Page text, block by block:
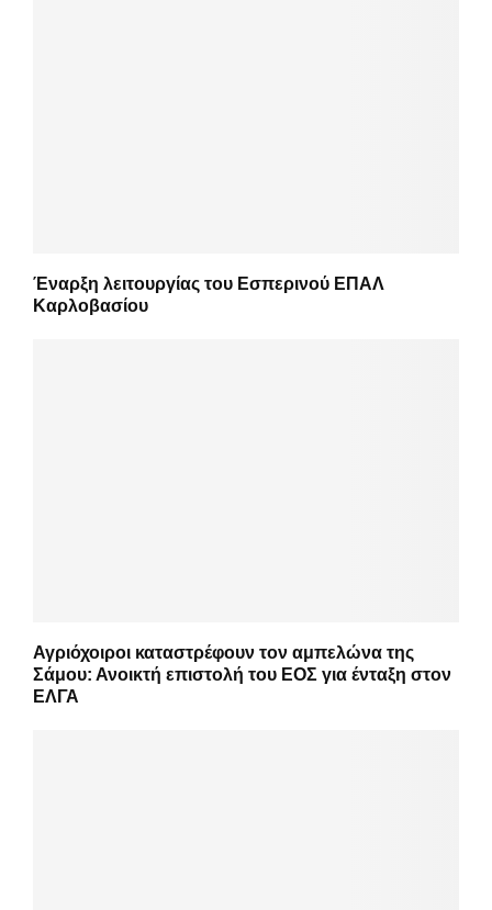
Έναρξη λειτουργίας του Εσπερινού ΕΠΑΛ
Καρλοβασίου
Αγριόχοιροι καταστρέφουν τον αμπελώνα της
Σάμου: Ανοικτή επιστολή του ΕΟΣ για ένταξη στον
ΕΛΓΑ